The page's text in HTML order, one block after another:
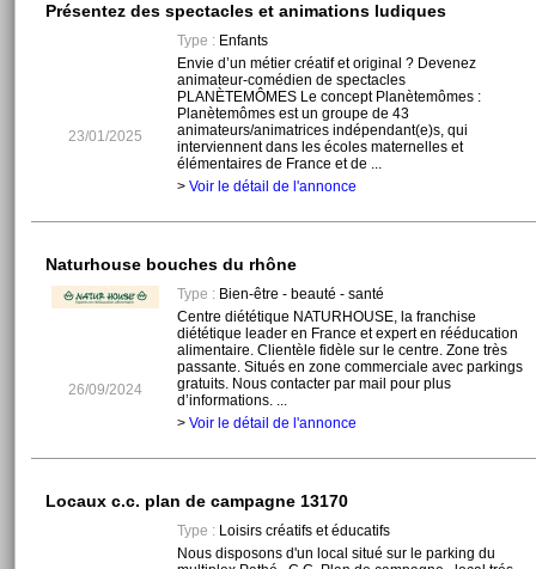
Présentez des spectacles et animations ludiques
23/01/2025
Type :Enfants
Envie d’un métier créatif et original ? Devenez
animateur-comédien de spectacles
PLANÈTEMÔMES Le concept Planètemômes :
Planètemômes est un groupe de 43
animateurs/animatrices indépendant(e)s, qui
interviennent dans les écoles maternelles et
élémentaires de France et de ...
> Voir le détail de l'annonce
Naturhouse bouches du rhône
26/09/2024
Type :Bien-être - beauté - santé
Centre diététique NATURHOUSE, la franchise
diététique leader en France et expert en rééducation
alimentaire. Clientèle fidèle sur le centre. Zone très
passante. Situés en zone commerciale avec parkings
gratuits. Nous contacter par mail pour plus
d’informations. ...
> Voir le détail de l'annonce
Locaux c.c. plan de campagne 13170
Type :Loisirs créatifs et éducatifs
Nous disposons d'un local situé sur le parking du